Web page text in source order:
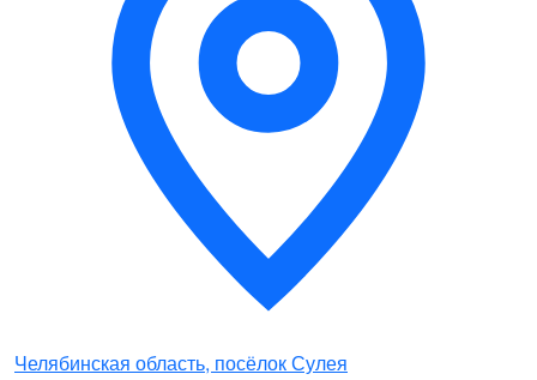
Челябинская область, посёлок Сулея